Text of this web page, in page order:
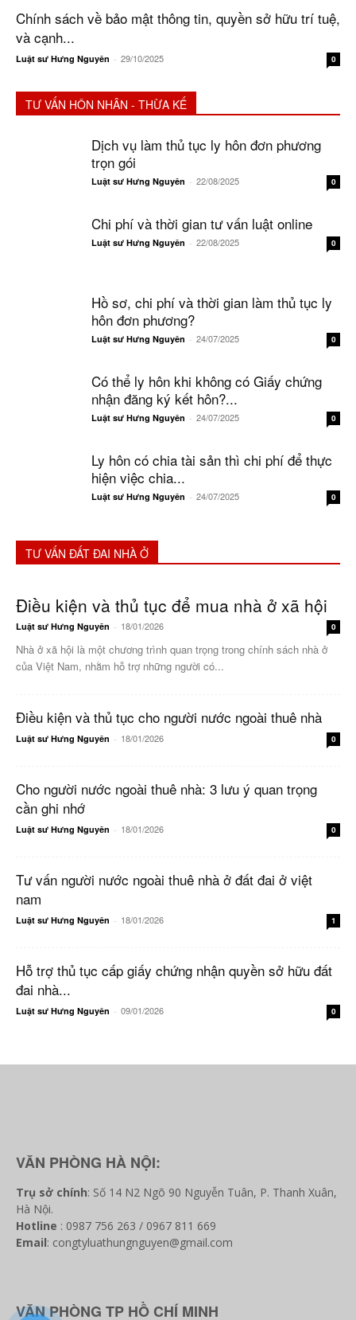
Chính sách về bảo mật thông tin, quyền sở hữu trí tuệ,
và cạnh...
Luật sư Hưng Nguyên - 29/10/2025 0
TƯ VẤN HÔN NHÂN - THỪA KẾ
Dịch vụ làm thủ tục ly hôn đơn phương
trọn gói
Luật sư Hưng Nguyên - 22/08/2025 0
Chi phí và thời gian tư vấn luật online
Luật sư Hưng Nguyên - 22/08/2025 0
Hồ sơ, chi phí và thời gian làm thủ tục ly
hôn đơn phương?
Luật sư Hưng Nguyên - 24/07/2025 0
Có thể ly hôn khi không có Giấy chứng
nhận đăng ký kết hôn?...
Luật sư Hưng Nguyên - 24/07/2025 0
Ly hôn có chia tài sản thì chi phí để thực
hiện việc chia...
Luật sư Hưng Nguyên - 24/07/2025 0
TƯ VẤN ĐẤT ĐAI NHÀ Ở
Điều kiện và thủ tục để mua nhà ở xã hội
Luật sư Hưng Nguyên - 18/01/2026 0
Nhà ở xã hội là một chương trình quan trọng trong chính sách nhà ở
của Việt Nam, nhằm hỗ trợ những người có...
Điều kiện và thủ tục cho người nước ngoài thuê nhà
Luật sư Hưng Nguyên - 18/01/2026 0
Cho người nước ngoài thuê nhà: 3 lưu ý quan trọng
cần ghi nhớ
Luật sư Hưng Nguyên - 18/01/2026 0
Tư vấn người nước ngoài thuê nhà ở đất đai ở việt
nam
Luật sư Hưng Nguyên - 18/01/2026 1
Hỗ trợ thủ tục cấp giấy chứng nhận quyền sở hữu đất
đai nhà...
Luật sư Hưng Nguyên - 09/01/2026 0
VĂN PHÒNG HÀ NỘI:
Trụ sở chính: Số 14 N2 Ngõ 90 Nguyễn Tuân, P. Thanh Xuân,
Hà Nội.
Hotline : 0987 756 263 / 0967 811 669
Email: congtyluathungnguyen@gmail.com
VĂN PHÒNG TP HỒ CHÍ MINH